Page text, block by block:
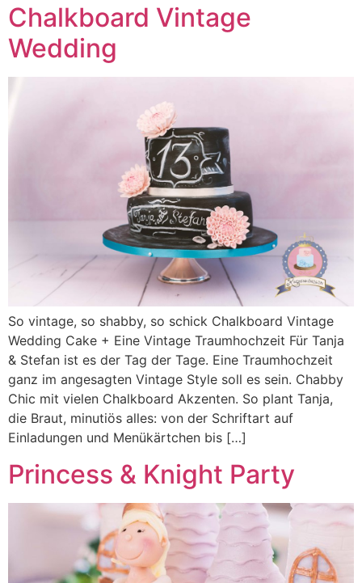
Chalkboard Vintage
Wedding
So vintage, so shabby, so schick Chalkboard Vintage
Wedding Cake + Eine Vintage Traumhochzeit Für Tanja
& Stefan ist es der Tag der Tage. Eine Traumhochzeit
ganz im angesagten Vintage Style soll es sein. Chabby
Chic mit vielen Chalkboard Akzenten. So plant Tanja,
die Braut, minutiös alles: von der Schriftart auf
Einladungen und Menükärtchen bis […]
Princess & Knight Party